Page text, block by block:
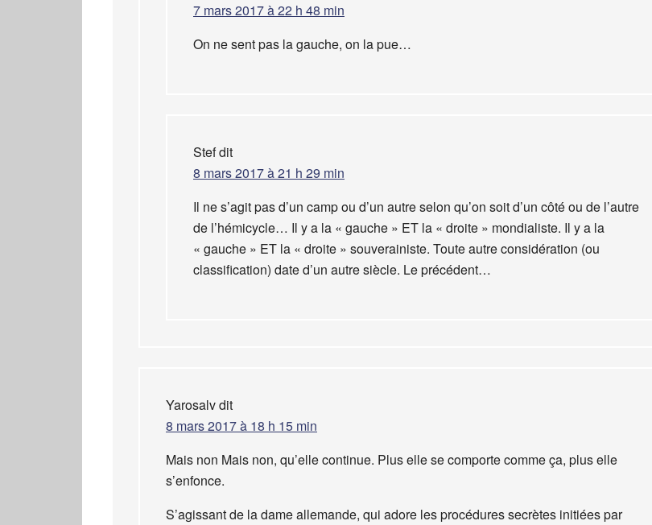
7 mars 2017 à 22 h 48 min
On ne sent pas la gauche, on la pue…
Stefdit
8 mars 2017 à 21 h 29 min
Il ne s’agit pas d’un camp ou d’un autre selon qu’on soit d’un côté ou de l’autre
de l’hémicycle… Il y a la « gauche » ET la « droite » mondialiste. Il y a la
« gauche » ET la « droite » souverainiste. Toute autre considération (ou
classification) date d’un autre siècle. Le précédent…
Yarosalvdit
8 mars 2017 à 18 h 15 min
Mais non Mais non, qu’elle continue. Plus elle se comporte comme ça, plus elle
s’enfonce.
S’agissant de la dame allemande, qui adore les procédures secrètes initiées par